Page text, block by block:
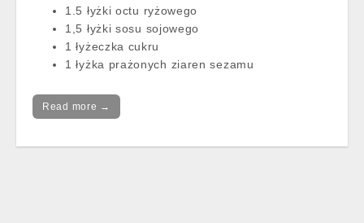
1.5 łyżki octu ryżowego
1,5 łyżki sosu sojowego
1 łyżeczka cukru
1 łyżka prażonych ziaren sezamu
Read more →